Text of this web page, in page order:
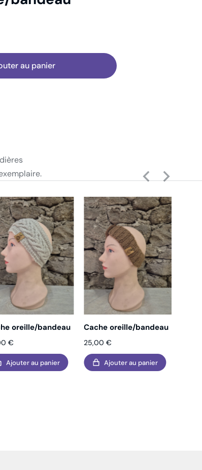
au panier
oreille/bandeau
€
Ajouter au panier
Cache oreille/bandeau
25,00€
Ajouter au panier